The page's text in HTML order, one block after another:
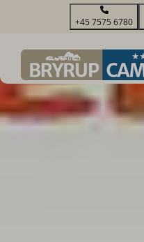
+45 7575 6780